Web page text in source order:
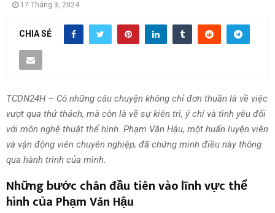
17 Tháng 3, 2024
CHIA SẺ
TCDN24H – Có những câu chuyện không chỉ đơn thuần là về việc
vượt qua thử thách, mà còn là về sự kiên trì, ý chí và tình yêu đối
với môn nghệ thuật thể hình. Phạm Văn Hậu, một huấn luyện viên
và vận động viên chuyên nghiệp, đã chứng minh điều này thông
qua hành trình của mình.
Những bước chân đầu tiên vào lĩnh vực thể
hình của Phạm Văn Hậu